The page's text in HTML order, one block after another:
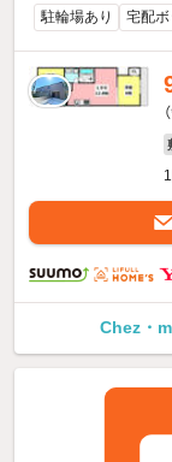
駐輪場あり 宅配ボ
Chez・